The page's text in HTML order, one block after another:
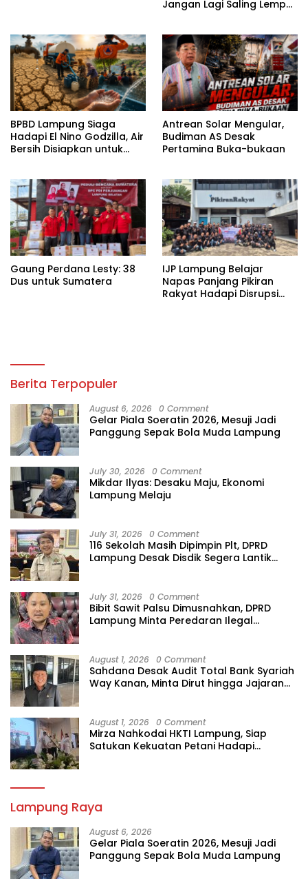
Jangan Lagi Saling Lempar
BPBD Lampung Siaga
Hadapi El Nino Godzilla, Air
Bersih Disiapkan untuk
Antrean Solar Mengular,
Budiman AS Desak
Pertamina Buka-bukaan
Gaung Perdana Lesty: 38
Dus untuk Sumatera
IJP Lampung Belajar
Napas Panjang Pikiran
Rakyat Hadapi Disrupsi
Berita Terpopuler
August 6, 2026 0 Comment
Gelar Piala Soeratin 2026, Mesuji Jadi
Panggung Sepak Bola Muda Lampung
July 30, 2026 0 Comment
Mikdar Ilyas: Desaku Maju, Ekonomi
Lampung Melaju
July 31, 2026 0 Comment
116 Sekolah Masih Dipimpin Plt, DPRD
Lampung Desak Disdik Segera Lantik
July 31, 2026 0 Comment
Bibit Sawit Palsu Dimusnahkan, DPRD
Lampung Minta Peredaran Ilegal
August 1, 2026 0 Comment
Sahdana Desak Audit Total Bank Syariah
Way Kanan, Minta Dirut hingga Jajaran
August 1, 2026 0 Comment
Mirza Nahkodai HKTI Lampung, Siap
Satukan Kekuatan Petani Hadapi
Lampung Raya
August 6, 2026
Gelar Piala Soeratin 2026, Mesuji Jadi
Panggung Sepak Bola Muda Lampung